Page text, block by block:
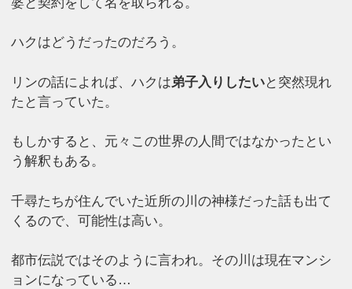
ハクはどうだったのだろう。
リンの話によれば、ハクは弟子入りしたいと突然現れ
たと言っていた。
もしかすると、元々この世界の人間ではなかったとい
う解釈もある。
千尋たちが住んでいた近所の川の神様だった話も出て
くるので、可能性は高い。
都市伝説ではそのように言われ。その川は現在マンシ
ョンになっている…